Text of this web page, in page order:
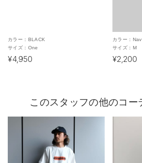
カラー： BLACK
サイズ： One
¥4,950
カラー：
サイズ： M
¥2,200
このスタッフの他のコー